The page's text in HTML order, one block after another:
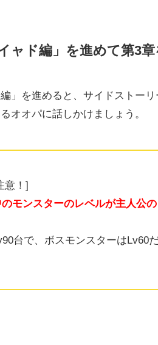
ャド編」を進めて第3章
」を進めると、サイドストー
オオパに話しかけましょう。
意！]
モンスターのレベルが主人公
台で、ボスモンスターはLv60